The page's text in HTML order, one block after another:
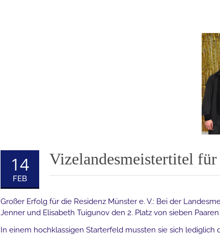
14
FEB
Vizelandesmeistertitel
Großer Erfolg für die Residenz Münster e. V.: Bei der
Jenner und Elisabeth Tuigunov den 2. Platz von sieben
In einem hochklassigen Starterfeld mussten sie sich